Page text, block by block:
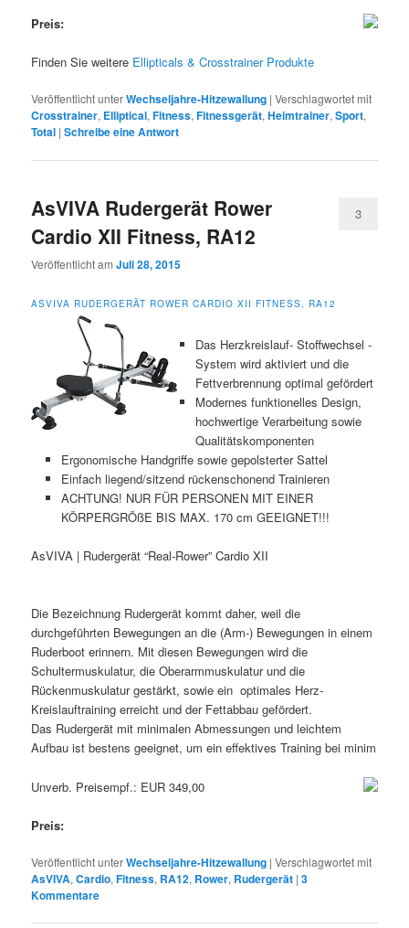
Preis:
Finden Sie weitere Ellipticals & Crosstrainer Produkte
Veröffentlicht unterWechseljahre-Hitzewallung |Verschlagwortet mit
Crosstrainer, Elliptical,Fitness,Fitnessgerät,Heimtrainer,Sport,
Total |Schreibe eine Antwort
AsVIVA Rudergerät Rower
Cardio XII Fitness, RA12
Veröffentlicht amJuli 28, 2015
3
ASVIVA RUDERGERÄT ROWER CARDIO XII FITNESS, RA12
Das Herzkreislauf- Stoffwechsel -
System wird aktiviert und die
Fettverbrennung optimal gefördert
Modernes funktionelles Design,
hochwertige Verarbeitung sowie
Qualitätskomponenten
Ergonomische Handgriffe sowie gepolsterter Sattel
Einfach liegend/sitzend rückenschonend Trainieren
ACHTUNG! NUR FÜR PERSONEN MIT EINER
KÖRPERGRÖßE BIS MAX. 170 cm GEEIGNET!!!
AsVIVA | Rudergerät “Real-Rower” Cardio XII
Die Bezeichnung Rudergerät kommt daher, weil die
durchgeführten Bewegungen an die (Arm-) Bewegungen in einem
Ruderboot erinnern. Mit diesen Bewegungen wird die
Schultermuskulatur, die Oberarmmuskulatur und die
Rückenmuskulatur gestärkt, sowie ein optimales Herz-
Kreislauftraining erreicht und der Fettabbau gefördert.
Das Rudergerät mit minimalen Abmessungen und leichtem
Aufbau ist bestens geeignet, um ein effektives Training bei minim
Unverb. Preisempf.: EUR 349,00
Preis:
Veröffentlicht unterWechseljahre-Hitzewallung |Verschlagwortet mit
AsVIVA,Cardio,Fitness, RA12, Rower, Rudergerät |3
Kommentare